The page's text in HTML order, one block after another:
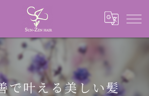
で叶える美しい髪